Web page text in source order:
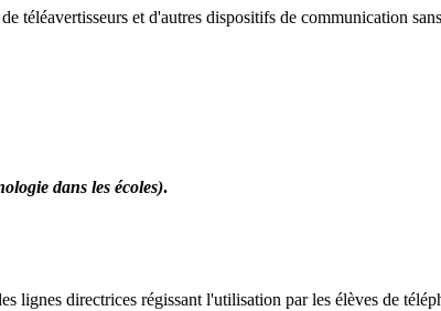
téléavertisseurs et d'autres dispositifs de communication
dans les écoles).
lignes directrices régissant l'utilisation par les élèves de